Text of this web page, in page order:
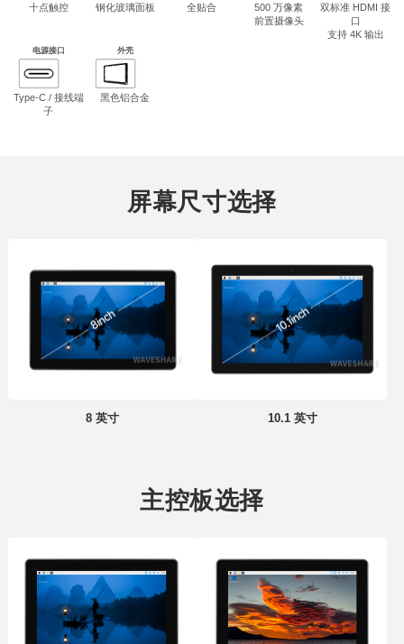
十点触控 钢化玻璃面板 全贴合
500 万像素
前置摄像头
双标准 HDMI 接
口
支持 4K 输出
电源接口
Type-C / 接线端
子
外壳
黑色铝合金
屏幕尺寸选择
8 英寸 10.1 英寸
主控板选择